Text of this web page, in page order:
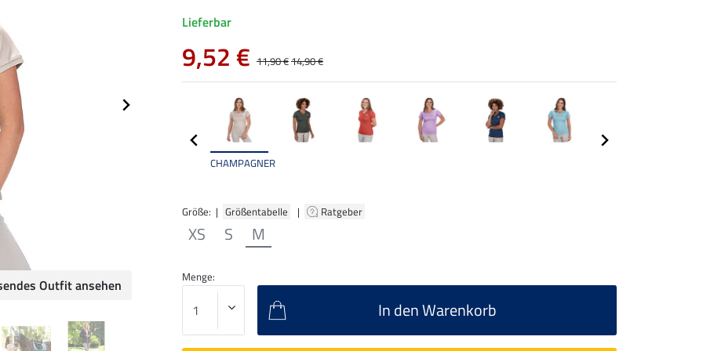
Outfit ansehen
CHAMPAGNER
Größe: | Größentabelle | Ratgeber
XS S M
Lieferbar
9,52 € 11,90 €14,90 €
Menge:
In den Warenkorb